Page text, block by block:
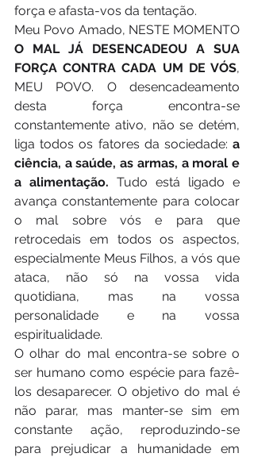
força e afasta-vos da tentação.
O MAL JÁ DESENCADEOU A SUA
FORÇA CONTRA CADA UM DE VÓS,
MEU POVO. O desencadeamento
desta força encontra-se
constantemente ativo, não se detém,
liga todos os fatores da sociedade: a
ciência, a saúde, as armas, a moral e
a alimentação. Tudo está ligado e
avança constantemente para colocar
o mal sobre vós e para que
retrocedais em todos os aspectos,
especialmente Meus Filhos, a vós que
ataca, não só na vossa vida
quotidiana, mas na vossa
personalidade e na vossa
espiritualidade.
O olhar do mal encontra-se sobre o
ser humano como espécie para fazê-
los desaparecer. O objetivo do mal é
não parar, mas manter-se sim em
constante ação, reproduzindo-se
para prejudicar a humanidade em